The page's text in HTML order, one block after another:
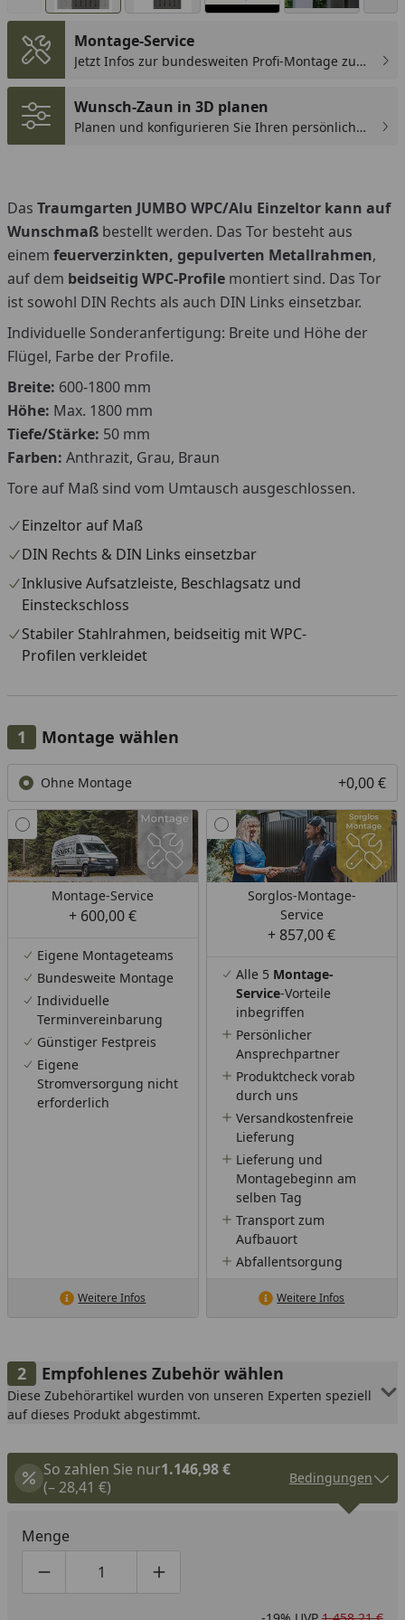
Montage-Service
Jetzt Infos zur bundesweiten Profi-Montage zum
Wunsch-Zaun in 3D planen
Planen und konfigurieren Sie Ihren persönlichen
Das Traumgarten JUMBO WPC/Alu Einzeltor kann auf
Wunschmaß bestellt werden. Das Tor besteht aus
einem feuerverzinkten, gepulverten Metallrahmen,
auf dem beidseitig WPC-Profile montiert sind. Das Tor
ist sowohl DIN Rechts als auch DIN Links einsetzbar.
Individuelle Sonderanfertigung: Breite und Höhe der
Flügel, Farbe der Profile.
Breite: 600-1800 mm
Höhe: Max. 1800 mm
Tiefe/Stärke: 50 mm
Farben: Anthrazit, Grau, Braun
Tore auf Maß sind vom Umtausch ausgeschlossen.
Einzeltor auf Maß
DIN Rechts & DIN Links einsetzbar
Inklusive Aufsatzleiste, Beschlagsatz und
Einsteckschloss
Stabiler Stahlrahmen, beidseitig mit WPC-
Profilen verkleidet
Montage wählen
Ohne Montage +0,00 €
Montage-Service
+ 600,00 €
Eigene Montageteams
Bundesweite Montage
Individuelle
Terminvereinbarung
Günstiger Festpreis
Eigene
Stromversorgung nicht
erforderlich
Weitere Infos
Sorglos-Montage-
Service
+ 857,00 €
Alle 5 Montage-
Service-Vorteile
inbegriffen
Persönlicher
Ansprechpartner
Produktcheck vorab
durch uns
Versandkostenfreie
Lieferung
Lieferung und
Montagebeginn am
selben Tag
Transport zum
Aufbauort
Abfallentsorgung
Weitere Infos
Empfohlenes Zubehör wählen
Diese Zubehörartikel wurden von unseren Experten speziell
auf dieses Produkt abgestimmt.
So zahlen Sie nur1.146,98 €
(– 28,41 €)
Bedingungen
Menge
Produktmenge um eins verringern
Produktmenge manuell eingeben
Produktmenge um eins erhöhen